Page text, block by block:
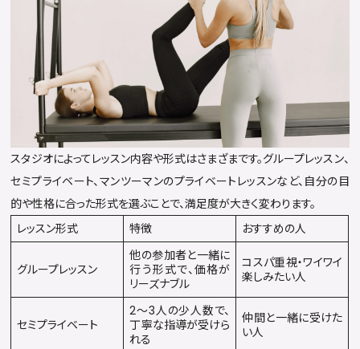
スタジオによってレッスン内容や形式はさまざまです。グループレッスン、
セミプライベート、マンツーマンのプライベートレッスンなど、自分の目
的や性格に合った形式を選ぶことで、満足度が大きく変わります。
レッスン形式
特徴 おすすめの人
グループレッスン
他の参加者と一緒に
行う形式で、価格が
リーズナブル
コスパ重視・ワイワイ
楽しみたい人
セミプライベート
2〜3人の少人数で、
丁寧な指導が受けら
れる
仲間と一緒に受けた
い人